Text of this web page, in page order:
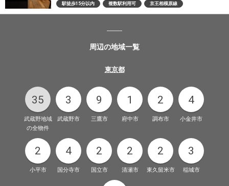
駅徒歩15分以内 複数駅利用可 京王相模原線
周辺の地域一覧
東京都
35
武蔵野地域
の全物件
3
武蔵野市
9
三鷹市
1
府中市
2
調布市
4
小金井市
2
小平市
4
国分寺市
2
国立市
2
清瀬市
2
東久留米市
3
稲城市